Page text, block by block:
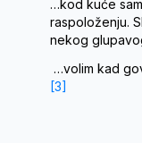
…kod kuće
raspoloženju.
nekog
…volim kad
[3]